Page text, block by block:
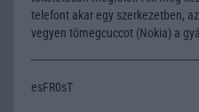
telefont akar egy szerkezetben,
vegyen tömegcuccot (Nokia) a
esFR0sT